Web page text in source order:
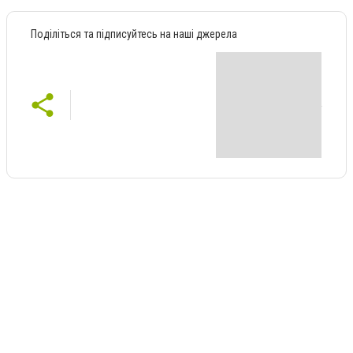
Поділіться та підписуйтесь на наші джерела